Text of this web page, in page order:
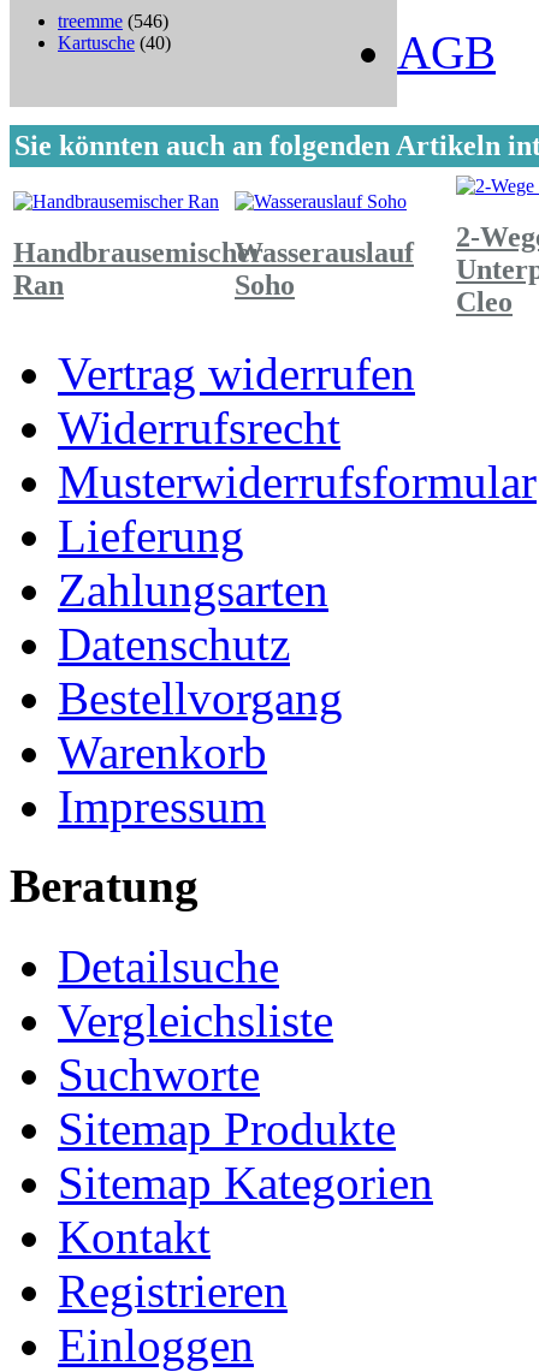
treemme (546)
Kartusche (40)
Sie könnten auch an folgenden Artikeln
Handbrausemischer
Ran
Wasserauslauf
Soho
2-
Cleo
AGB
Vertrag widerrufen
Widerrufsrecht
Musterwiderrufsformular
Lieferung
Zahlungsarten
Datenschutz
Bestellvorgang
Warenkorb
Impressum
Beratung
Detailsuche
Vergleichsliste
Suchworte
Sitemap Produkte
Sitemap Kategorien
Kontakt
Registrieren
Einloggen